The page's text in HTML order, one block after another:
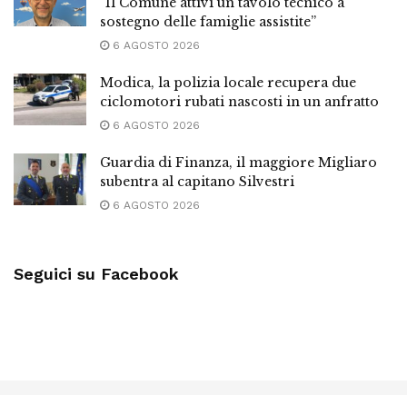
sostegno delle famiglie assistite”
6 AGOSTO 2026
Modica, la polizia locale recupera due
ciclomotori rubati nascosti in un anfratto
6 AGOSTO 2026
Guardia di Finanza, il maggiore Migliaro
subentra al capitano Silvestri
6 AGOSTO 2026
Seguici su Facebook